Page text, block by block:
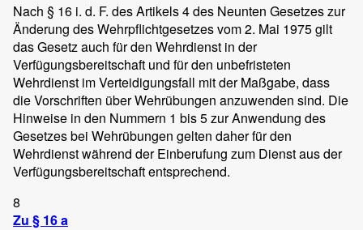
Nach § 16 i. d. F. des Artikels 4 des Neunten Gesetzes zur
Änderung des Wehrpflichtgesetzes vom 2. Mai 1975 gilt
das Gesetz auch für den Wehrdienst in der
Verfügungsbereitschaft und für den unbefristeten
Wehrdienst im Verteidigungsfall mit der Maßgabe, dass
die Vorschriften über Wehrübungen anzuwenden sind. Die
Hinweise in den Nummern 1 bis 5 zur Anwendung des
Gesetzes bei Wehrübungen gelten daher für den
Wehrdienst während der Einberufung zum Dienst aus der
Verfügungsbereitschaft entsprechend.
8
Zu § 16 a